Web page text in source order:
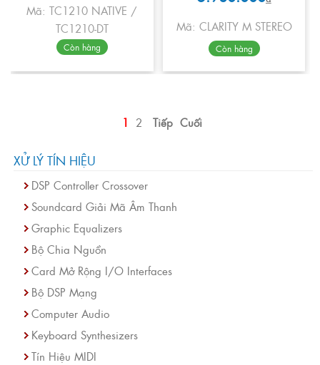
Mã: TC1210 NATIVE /
TC1210-DT
Còn hàng
Mã: CLARITY M STEREO
Còn hàng
1 2 Tiếp Cuối
XỬ LÝ TÍN HIỆU
DSP Controller Crossover
Soundcard Giải Mã Âm Thanh
Graphic Equalizers
Bộ Chia Nguồn
Card Mở Rộng I/O Interfaces
Bộ DSP Mạng
Computer Audio
Keyboard Synthesizers
Tín Hiệu MIDI